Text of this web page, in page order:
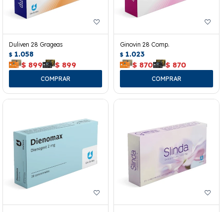
Duliven 28 Grageas
$ 1.058
$ 899 $ 899
Ginovin 28 Comp.
$ 1.023
$ 870 $ 870